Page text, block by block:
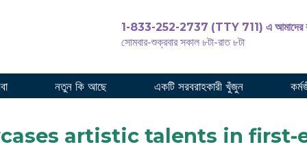
1-833-252-2737 (TTY 711) এ আমাদের
সোমবার-শুক্রবার সকাল ৮টা-রাত ৮টা
নতুন কি আছে একটি সরবরাহকারী খুঁজুন
artistic talents in